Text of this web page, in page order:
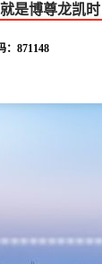
是博尊龙凯时
：871148